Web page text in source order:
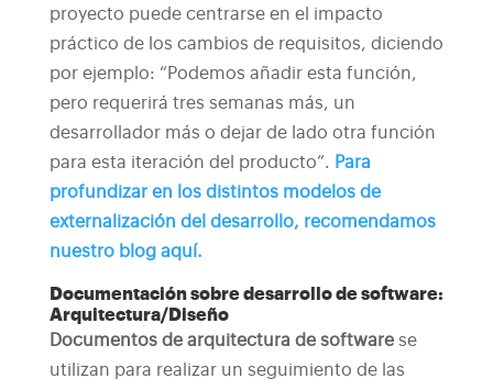
proyecto puede centrarse en el impacto
práctico de los cambios de requisitos, diciendo
por ejemplo: “Podemos añadir esta función,
pero requerirá tres semanas más, un
desarrollador más o dejar de lado otra función
para esta iteración del producto”. Para
profundizar en los distintos modelos de
externalización del desarrollo, recomendamos
nuestro blog aquí.
Documentación sobre desarrollo de software:
Arquitectura/Diseño
Documentos de arquitectura de softwarese
utilizan para realizar un seguimiento de las